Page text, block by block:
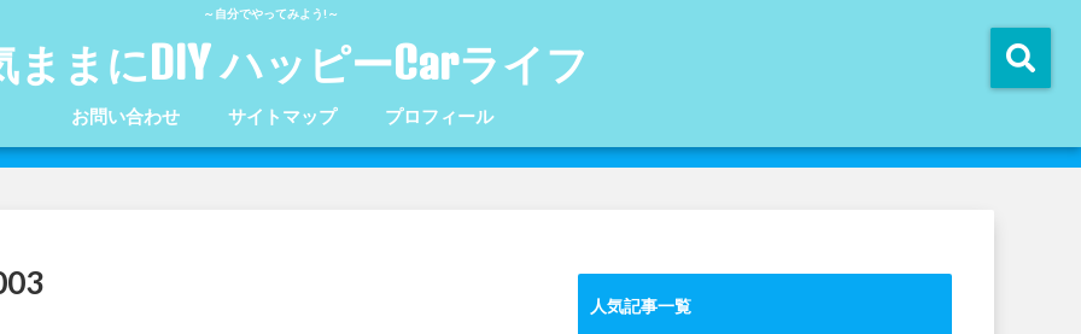
～自分でやってみよう!～
ままにDIY ハッピーCarライフ
お問い合わせ サイトマップ プロフィール
人気記事一覧